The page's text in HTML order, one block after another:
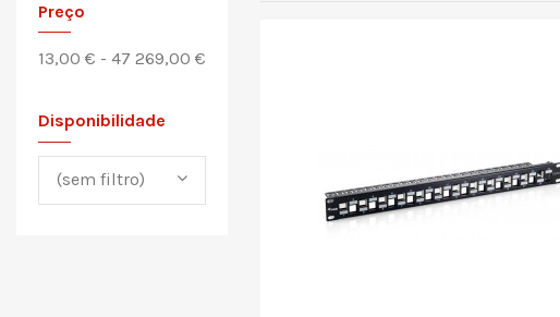
Preço
13,00 € - 47 269,00 €
Disponibilidade
(sem filtro)